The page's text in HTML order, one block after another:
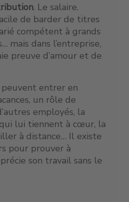
. Le salaire.
de barder de titres
compétent à grands
mais dans l’entreprise,
preuve d’amour et de
peuvent entrer en
un rôle de
employés, la
lui tiennent à cœur, la
à distance… Il existe
pour prouver à
son travail sans le